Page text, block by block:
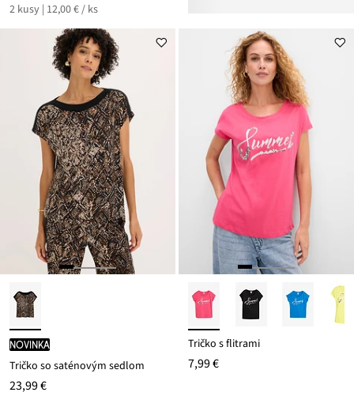
2 kusy | 12,00 € / ks
novinka
Tričko so saténovým sedlom
23,99 €
Tričko s flitrami
7,99 €